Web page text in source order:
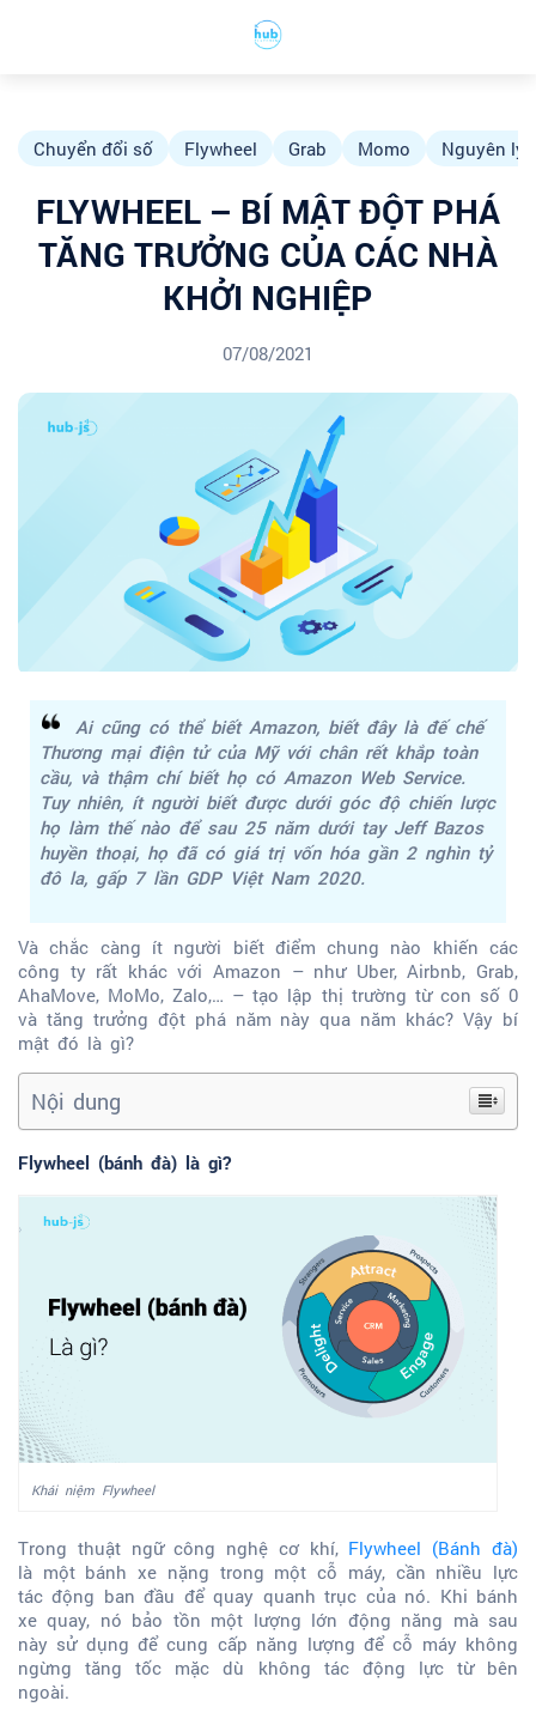
Chuyển đổi số Flywheel Grab Momo Nguyên lý
FLYWHEEL – BÍ MẬT ĐỘT PHÁ
TĂNG TRƯỞNG CỦA CÁC NHÀ
KHỞI NGHIỆP
07/08/2021
Ai cũng có thể biết Amazon, biết đây là đế chế
Thương mại điện tử của Mỹ với chân rết khắp toàn
cầu, và thậm chí biết họ có Amazon Web Service.
Tuy nhiên, ít người biết được dưới góc độ chiến lược
họ làm thế nào để sau 25 năm dưới tay Jeff Bazos
huyền thoại, họ đã có giá trị vốn hóa gần 2 nghìn tỷ
đô la, gấp 7 lần GDP Việt Nam 2020.
Và chắc càng ít người biết điểm chung nào khiến các
công ty rất khác với Amazon – như Uber, Airbnb, Grab,
AhaMove, MoMo, Zalo,… – tạo lập thị trường từ con số 0
và tăng trưởng đột phá năm này qua năm khác? Vậy bí
mật đó là gì?
Nội dung
Flywheel (bánh đà) là gì?
Khái niệm Flywheel
Trong thuật ngữ công nghệ cơ khí, Flywheel (Bánh đà)
là một bánh xe nặng trong một cỗ máy, cần nhiều lực
tác động ban đầu để quay quanh trục của nó. Khi bánh
xe quay, nó bảo tồn một lượng lớn động năng mà sau
này sử dụng để cung cấp năng lượng để cỗ máy không
ngừng tăng tốc mặc dù không tác động lực từ bên
ngoài.